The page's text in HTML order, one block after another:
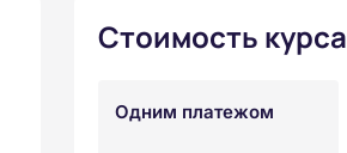
Стоимость курса
Одним платежом